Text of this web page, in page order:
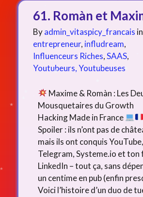
61. Romàn et
Byadmin_vitaspicy_francais in
entrepreneur, infludream,
Influenceurs Riches,SAAS,
Youtubeurs, Youtubeuses
Maxime & Romàn : Les
Mousquetaires du Growth
Hacking Made in France
Spoiler : ils n’ont pas de
mais ils ont conquis YouTube,
Telegram, Systeme.io et ton
LinkedIn – tout ça, sans
un centime en pub (enfin
Voici l’histoire d’un duo de